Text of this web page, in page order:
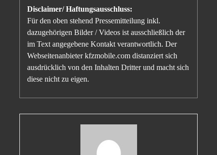
Disclaimer/ Haftungsausschluss:
Für den oben stehend Pressemitteilung inkl.
dazugehörigen Bilder / Videos ist ausschließlich der
im Text angegebene Kontakt verantwortlich. Der
Webseitenanbieter kfzmobile.com distanziert sich
ausdrücklich von den Inhalten Dritter und macht sich
diese nicht zu eigen.